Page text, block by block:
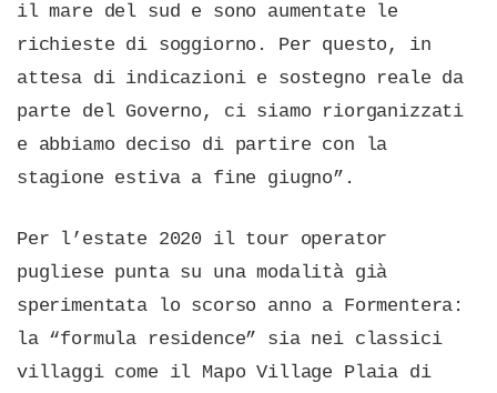
il mare del sud e sono aumentate le
richieste di soggiorno. Per questo, in
attesa di indicazioni e sostegno reale da
parte del Governo, ci siamo riorganizzati
e abbiamo deciso di partire con la
stagione estiva a fine giugno”.
Per l’estate 2020 il tour operator
pugliese punta su una modalità già
sperimentata lo scorso anno a Formentera:
la “formula residence” sia nei classici
villaggi come il Mapo Village Plaia di